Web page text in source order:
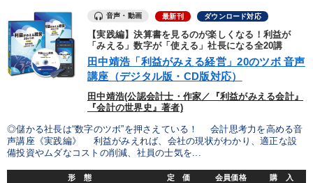
音声・動画 最新刊 ダウンロード対応
【実践編】決算書を見るのが楽しくなる！利益が
「みえる」数字が「使える」社長になる全20講
田中靖浩「利益がみえる経営」20のツボ 音声
講座（デジタル版・CD版対応）
田中靖浩(公認会計士・作家／『利益がみえる会計』
『会計の世界史』著者)
◎儲かる社長は“数字のツボ”を押さえている！ 会計思考力を高める音
声講座《実践編》 利益がみえれば、会社の現状がわかり、適正な設
備投資やムダなコストの削減、社員の士気を...
形 態 定 価 会員価格 購 入